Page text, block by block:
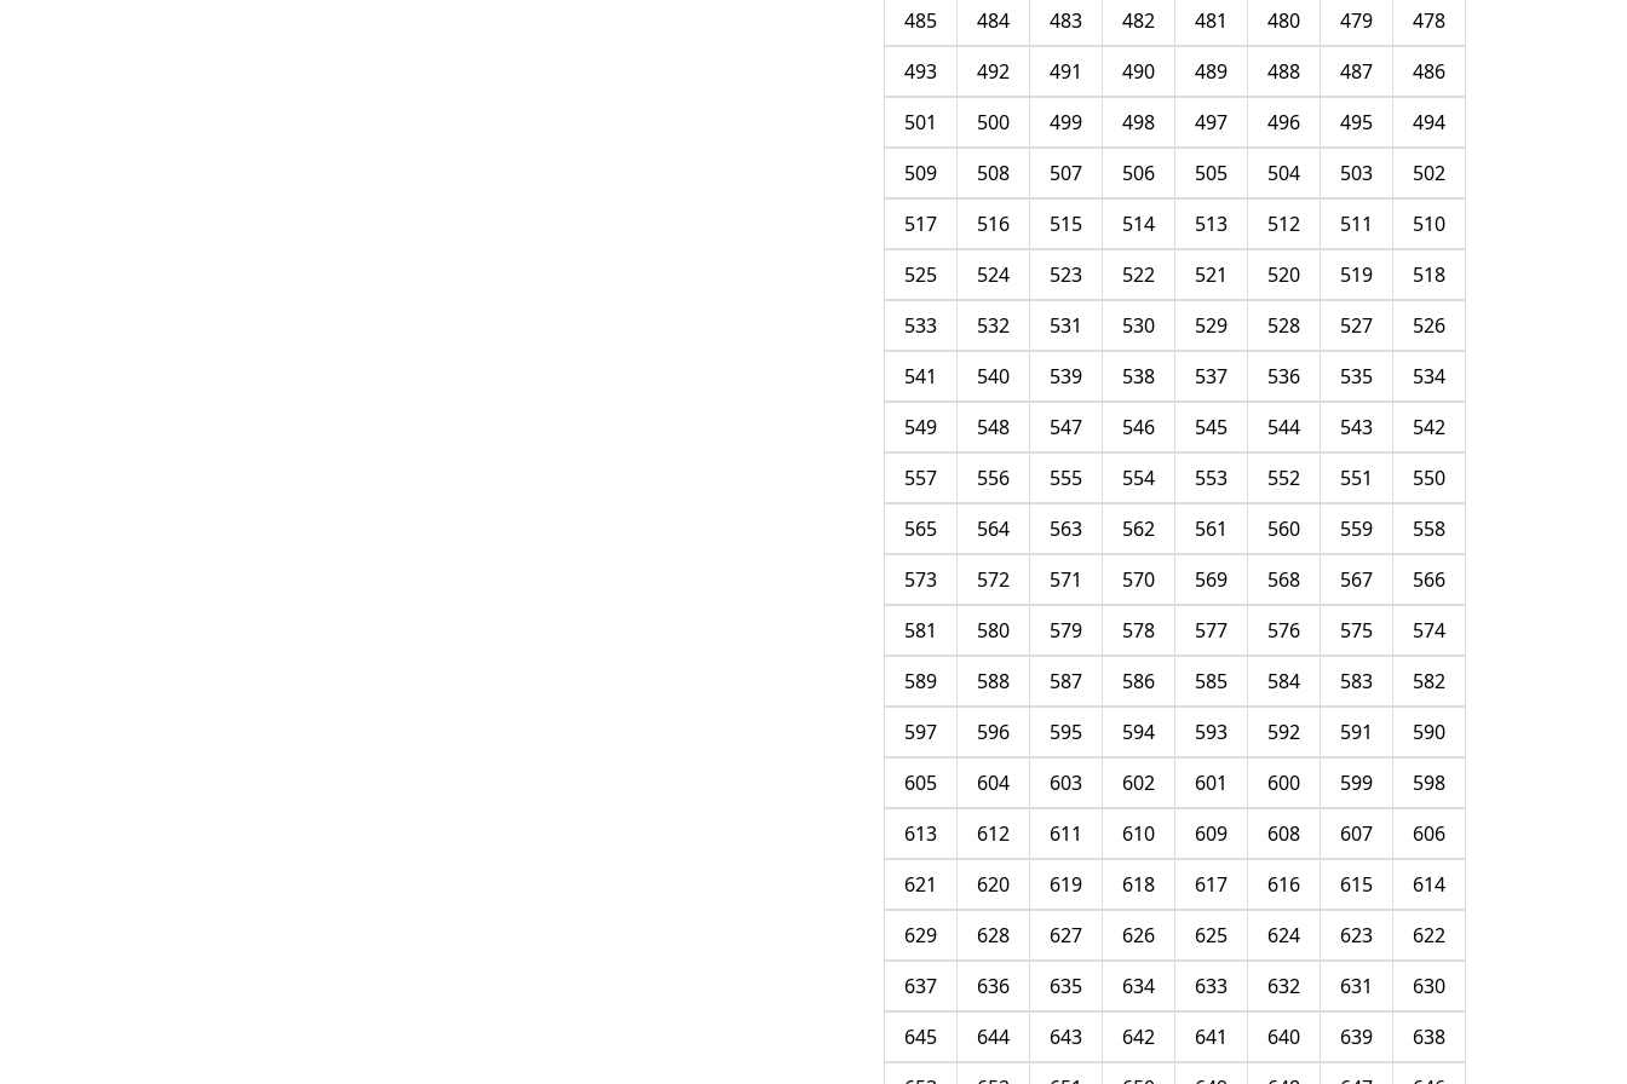
478
479
480
481
482
483
484
485
486
487
488
489
490
491
492
493
494
495
496
497
498
499
500
501
502
503
504
505
506
507
508
509
510
511
512
513
514
515
516
517
518
519
520
521
522
523
524
525
526
527
528
529
530
531
532
533
534
535
536
537
538
539
540
541
542
543
544
545
546
547
548
549
550
551
552
553
554
555
556
557
558
559
560
561
562
563
564
565
566
567
568
569
570
571
572
573
574
575
576
577
578
579
580
581
582
583
584
585
586
587
588
589
590
591
592
593
594
595
596
597
598
599
600
601
602
603
604
605
606
607
608
609
610
611
612
613
614
615
616
617
618
619
620
621
622
623
624
625
626
627
628
629
630
631
632
633
634
635
636
637
638
639
640
641
642
643
644
645